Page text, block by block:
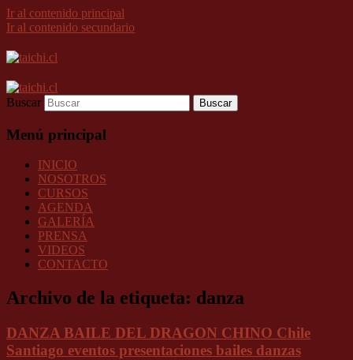
Ir al contenido principal
Ir al contenido secundario
Buscar
Menú principal
INICIO
NOSOTROS
CURSOS
AGENDA
GALERÍA
PRENSA
VIDEOS
CONTACTO
Archivo de la etiqueta: danza
DANZA BAILE DEL DRAGON CHINO Chile
Santiago eventos presentaciones bailes danzas